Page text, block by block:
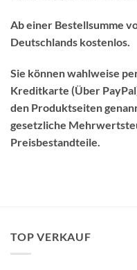
Ab einer Bestellsumme
Deutschlands kostenlos
Sie können wahlweise
Kreditkarte (Über
den Produktseiten
gesetzliche
Preisbestandteile.
TOP VERKAUF